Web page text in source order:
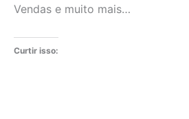
Vendas e muito mais…
Curtir isso: